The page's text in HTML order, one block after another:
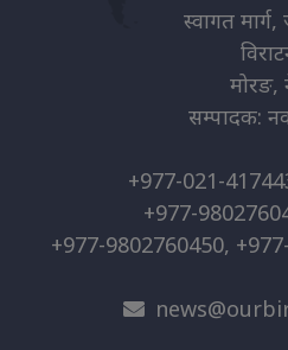
स्वागत
मोरङ,
सम्पादक:
+977-021-
+977-
+977-9802760450,